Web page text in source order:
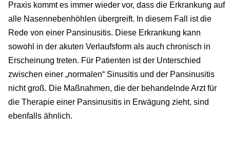
Praxis kommt es immer wieder vor, dass die Erkrankung auf
alle Nasennebenhöhlen übergreift. In diesem Fall ist die
Rede von einer Pansinusitis. Diese Erkrankung kann
sowohl in der akuten Verlaufsform als auch chronisch in
Erscheinung treten. Für Patienten ist der Unterschied
zwischen einer „normalen“ Sinusitis und der Pansinusitis
nicht groß. Die Maßnahmen, die der behandelnde Arzt für
die Therapie einer Pansinusitis in Erwägung zieht, sind
ebenfalls ähnlich.